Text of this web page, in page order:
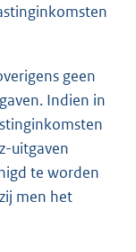
geen
Indien in
uitgaven
te worden
men het